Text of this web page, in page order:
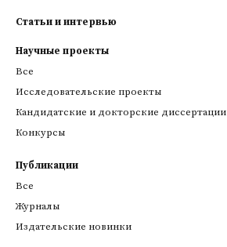
Статьи и интервью
Научные проекты
Все
Исследовательские проекты
Кандидатские и докторские диссертации
Конкурсы
Публикации
Все
Журналы
Издательские новинки